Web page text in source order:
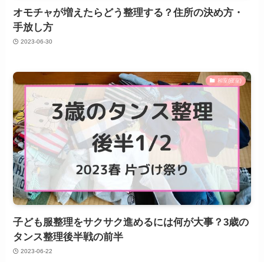
オモチャが増えたらどう整理する？住所の決め方・
手放し方
2023-06-30
和室(寝室)
子ども服整理をサクサク進めるには何が大事？3歳の
タンス整理後半戦の前半
2023-06-22